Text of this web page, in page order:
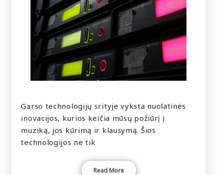
Garso technologijų srityje vyksta nuolatinės
inovacijos, kurios keičia mūsų požiūrį į
muziką, jos kūrimą ir klausymą. Šios
technologijos ne tik
Read More